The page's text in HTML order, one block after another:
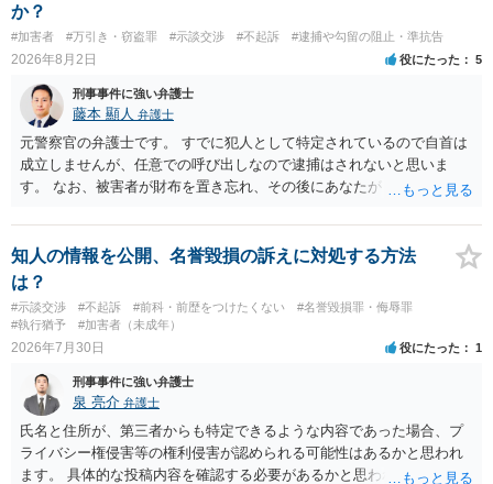
か？
#加害者 #万引き・窃盗罪 #示談交渉 #不起訴 #逮捕や勾留の阻止・準抗告
2026年8月2日 役にたった 5
刑事事件に強い弁護士
藤本 顯人 弁護士
元警察官の弁護士です。 すでに犯人として特定されているので自首は
成立しませんが、任意での呼び出しなので逮捕はされないと思いま
す。 なお、被害者が財布を置き忘れ、その後にあなたがトイレに入
と言い逃れはかなり厳しいものと思います。
知人の情報を公開、名誉毀損の訴えに対処する方法
は？
#示談交渉 #不起訴 #前科・前歴をつけたくない
#名誉毀損罪・侮辱罪
#執行猶予
#加害者（未成年）
2026年7月30日 役にたった 1
刑事事件に強い弁護士
泉 亮介 弁護士
氏名と住所が、第三者からも特定できるような内容であった場合、プ
ライバシー権侵害等の権利侵害が認められる可能性はあるかと思われ
ます。 具体的な投稿内容を確認する必要があるかと思われますので、